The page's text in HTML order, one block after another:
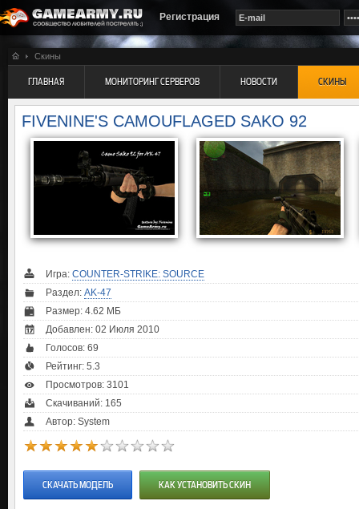
Регистрация
Скины
ГЛАВНАЯ МОНИТОРИНГ СЕРВЕРОВ НОВОСТИ СКИНЫ
FIVENINE'S CAMOUFLAGED SAKO 92
Игра: COUNTER-STRIKE: SOURCE
Раздел: AK-47
Размер: 4.62 МБ
Добавлен: 02 Июля 2010
Голосов: 69
Рейтинг: 5.3
Просмотров: 3101
Скачиваний: 165
Автор: System
СКАЧАТЬ МОДЕЛЬ КАК УСТАНОВИТЬ СКИН